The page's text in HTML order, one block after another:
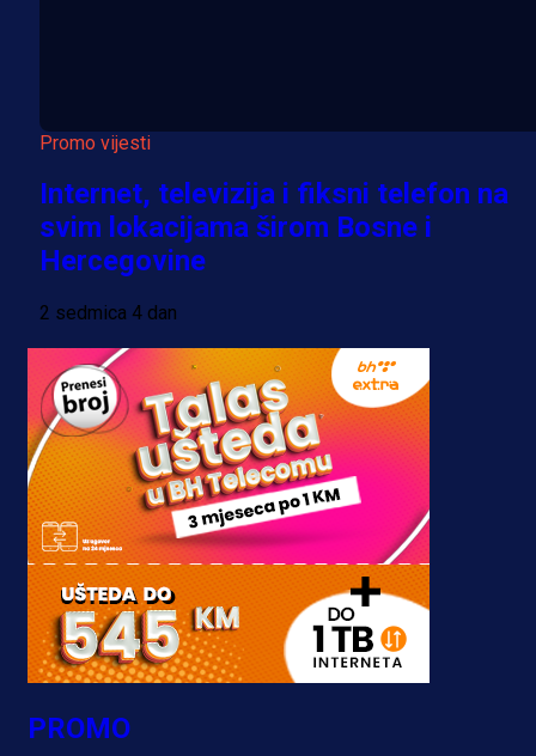
Promo vijesti
Internet, televizija i fiksni telefon na
svim lokacijama širom Bosne i
Hercegovine
2 sedmica 4 dan
PROMO